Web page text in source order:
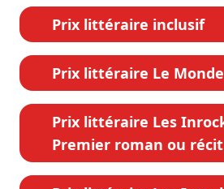
Prix littéraire inclusif
Prix littéraire Le Monde
Prix littéraire Les
Premier roman ou récit